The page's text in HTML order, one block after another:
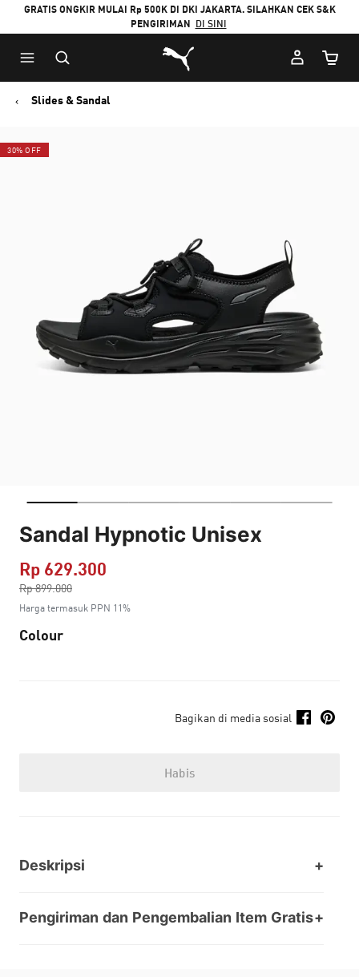
GRATIS ONGKIR MULAI Rp 500K DI DKI JAKARTA. SILAHKAN CEK S&K
PENGIRIMAN DI SINI
Puma Beranda
Slides & Sandal
30% OFF
Sandal Hypnotic Unisex
Rp 629.300
Rp 899.000
ke
Harga termasuk PPN 11%
Colour
Bagikan di media sosial
Habis
Deskripsi
Pengiriman dan Pengembalian Item Gratis